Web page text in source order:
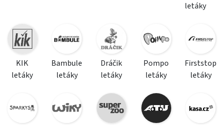
letáky
KIK
letáky
Bambule
letáky
Dráčik
letáky
Pompo
letáky
Firststop
letáky